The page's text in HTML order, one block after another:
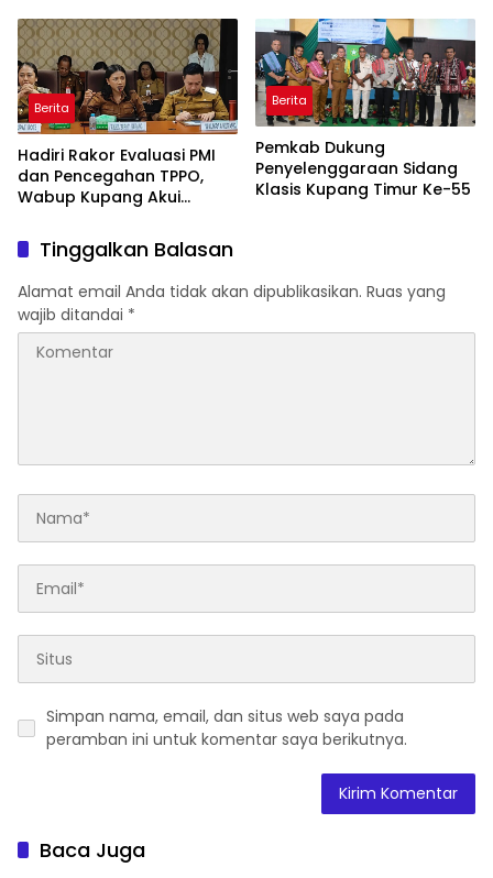
Berita
Hadiri Rakor Evaluasi PMI
dan Pencegahan TPPO,
Wabup Kupang Akui
Bermasalah
Berita
Pemkab Dukung
Penyelenggaraan Sidang
Klasis Kupang Timur Ke-55
Tinggalkan Balasan
Alamat email Anda tidak akan dipublikasikan. Ruas yang
wajib ditandai *
Simpan nama, email, dan situs web saya pada
peramban ini untuk komentar saya berikutnya.
Baca Juga